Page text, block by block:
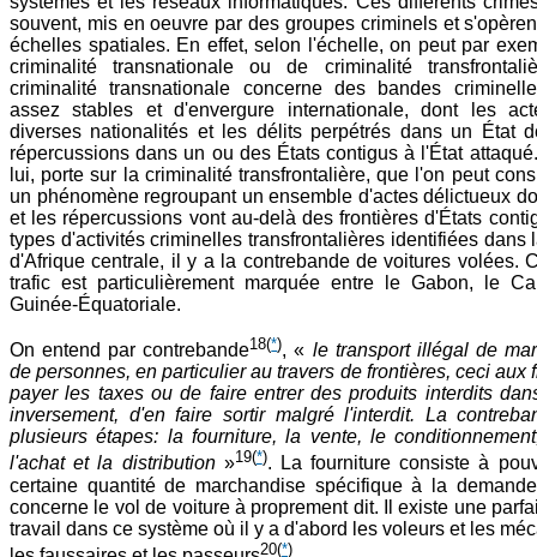
souvent, mis en oeuvre par des groupes criminels et
échelles spatiales. En effet, selon l'échelle, on peut par
criminalité transnationale ou de criminalité
criminalité transnationale concerne des bandes
assez stables et d'envergure internationale, dont les
diverses nationalités et les délits perpétrés dans un État
répercussions dans un ou des États contigus à l'État
lui, porte sur la criminalité transfrontalière, que l'on peut
un phénomène regroupant un ensemble d'actes délictueux
et les répercussions vont au-delà des frontières d'États
types d'activités criminelles transfrontalières identifiées dans
d'Afrique centrale, il y a la contrebande de voitures volées.
trafic est particulièrement marquée entre le Gabon, le
Guinée-Équatoriale.
On entend par contrebande18(*), « le transport illégal de
de personnes, en particulier au travers de frontières, ceci aux
payer les taxes ou de faire entrer des produits interdits
inversement, d'en faire sortir malgré l'interdit. La
plusieurs étapes: la fourniture, la vente, le
l'achat et la distribution»19(*). La fourniture consiste à
certaine quantité de marchandise spécifique à la
concerne le vol de voiture à proprement dit. Il existe une
travail dans ce système où il y a d'abord les voleurs et les
20(*)